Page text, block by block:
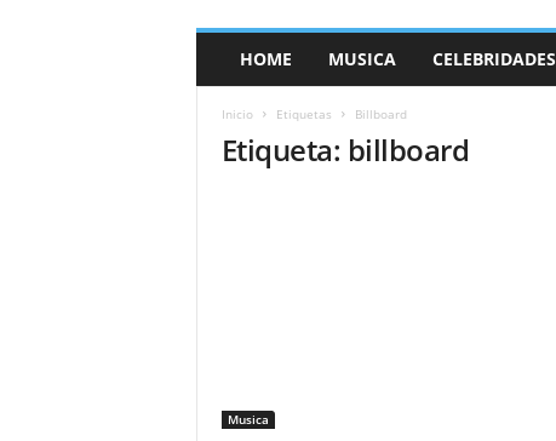
a
HOME MUSICA CELEBRIDADES
Inicio Etiquetas Billboard
Etiqueta: billboard
Musica